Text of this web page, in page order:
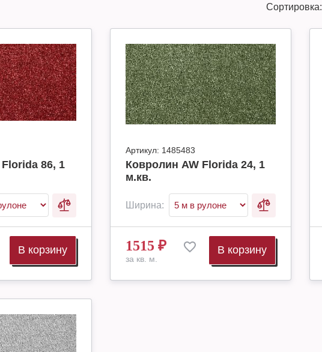
Сортировка:
86, 1
В корзину
Артикул: 1485483
Ковролин AW Florida 24, 1
м.кв.
Ширина:
1515 ₽
за кв. м.
В корзину